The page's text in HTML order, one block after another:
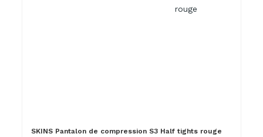
SKINS Pantalon de compression S3 Half tights rouge